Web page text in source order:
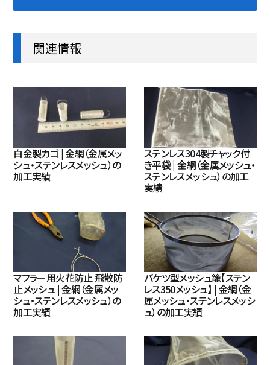
関連情報
白金製カゴ | 金網（金属メッ
シュ・ステンレスメッシュ）の
加工実績
ステンレス304製チャック付
き平袋 | 金網（金属メッシュ・
ステンレスメッシュ）の加工
実績
マフラー用火花防止 飛散防
止メッシュ | 金網（金属メッ
シュ・ステンレスメッシュ）の
加工実績
バケツ型メッシュ籠【ステン
レス350メッシュ】 | 金網（金
属メッシュ・ステンレスメッシ
ュ）の加工実績